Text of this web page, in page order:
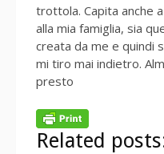
trottola. Capita anche
alla mia famiglia, sia
creata da me e quindi
mi tiro mai indietro.
presto
Related